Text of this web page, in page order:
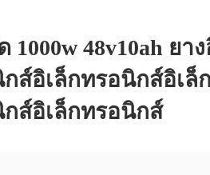
1000w 48v10ah ยา
ส์อิเล็กทรอนิกส์อิเล็
ส์อิเล็กทรอนิกส์